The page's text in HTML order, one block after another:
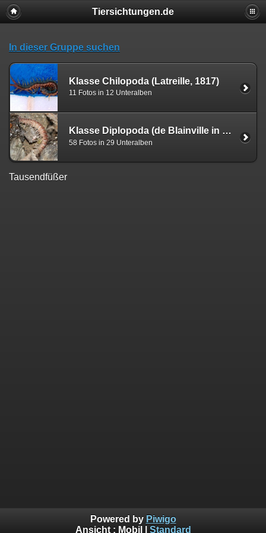
Tiersichtungen.de
In dieser Gruppe suchen
Klasse Chilopoda (Latreille, 1817)
11 Fotos in 12 Unteralben
Klasse Diplopoda (de Blainville in Gervais, 1844)
58 Fotos in 29 Unteralben
Tausendfüßer
Powered by Piwigo
Ansicht : Mobil Standard